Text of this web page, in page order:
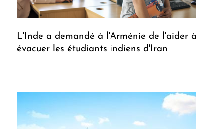
L'Inde a demandé à l'Arménie de l'aider à
évacuer les étudiants indiens d'Iran